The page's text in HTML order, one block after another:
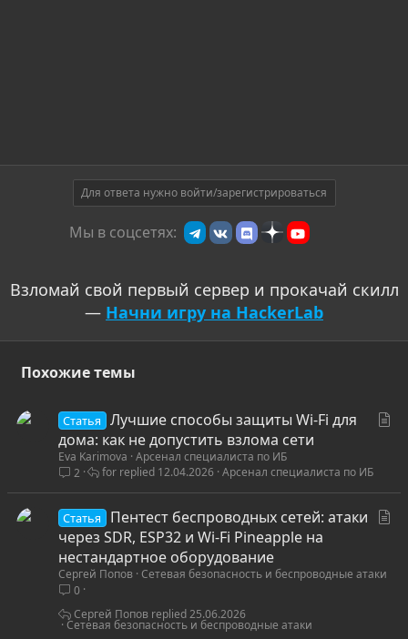
Для ответа нужно войти/зарегистрироваться
Мы в соцсетях:
Взломай свой первый сервер и прокачай скилл
— Начни игру на HackerLab
Похожие темы
ь
Статья
Лучшие способы защиты Wi-Fi для
дома: как не допустить взлома сети
Eva Karimova Арсенал специалиста по ИБ
2
Арсенал специалиста по ИБ
12.04.2026
for
Статья
Пентест беспроводных сетей: атаки
через SDR, ESP32 и Wi-Fi Pineapple на
нестандартное оборудование
Сергей Попов Сетевая безопасность и беспроводные атаки
0
Сетевая безопасность и беспроводные атаки
25.06.2026
Сергей Попов